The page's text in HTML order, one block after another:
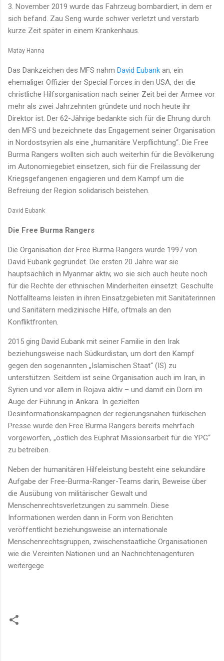
3. November 2019 wurde das Fahrzeug bombardiert, in dem er
sich befand. Zau Seng wurde schwer verletzt und verstarb
kurze Zeit später in einem Krankenhaus.
Matay Hanna
Das Dankzeichen des MFS nahm David Eubank an, ein
ehemaliger Offizier der Special Forces in den USA, der die
christliche Hilfsorganisation nach seiner Zeit bei der Armee vor
mehr als zwei Jahrzehnten gründete und noch heute ihr
Direktor ist. Der 62-Jährige bedankte sich für die Ehrung durch
den MFS und bezeichnete das Engagement seiner Organisation
in Nordostsyrien als eine „humanitäre Verpflichtung“. Die Free
Burma Rangers wollten sich auch weiterhin für die Bevölkerung
im Autonomiegebiet einsetzen, sich für die Freilassung der
Kriegsgefangenen engagieren und dem Kampf um die
Befreiung der Region solidarisch beistehen.
David Eubank
Die Free Burma Rangers
Die Organisation der Free Burma Rangers wurde 1997 von
David Eubank gegründet. Die ersten 20 Jahre war sie
hauptsächlich in Myanmar aktiv, wo sie sich auch heute noch
für die Rechte der ethnischen Minderheiten einsetzt. Geschulte
Notfallteams leisten in ihren Einsatzgebieten mit Sanitäterinnen
und Sanitätern medizinische Hilfe, oftmals an den
Konfliktfronten.
2015 ging David Eubank mit seiner Familie in den Irak
beziehungsweise nach Südkurdistan, um dort den Kampf
gegen den sogenannten „Islamischen Staat“ (IS) zu
unterstützen. Seitdem ist seine Organisation auch im Iran, in
Syrien und vor allem in Rojava aktiv – und damit ein Dorn im
Auge der Führung in Ankara. In gezielten
Desinformationskampagnen der regierungsnahen türkischen
Presse wurde den Free Burma Rangers bereits mehrfach
vorgeworfen, „östlich des Euphrat Missionsarbeit für die YPG“
zu betreiben.
Neben der humanitären Hilfeleistung besteht eine sekundäre
Aufgabe der Free-Burma-Ranger-Teams darin, Beweise über
die Ausübung von militärischer Gewalt und
Menschenrechtsverletzungen zu sammeln. Diese
Informationen werden dann in Form von Berichten
veröffentlicht beziehungsweise an internationale
Menschenrechtsgruppen, zwischenstaatliche Organisationen
wie die Vereinten Nationen und an Nachrichtenagenturen
weitergege